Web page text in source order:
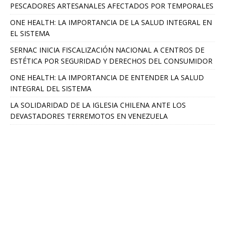
PESCADORES ARTESANALES AFECTADOS POR TEMPORALES
ONE HEALTH: LA IMPORTANCIA DE LA SALUD INTEGRAL EN
EL SISTEMA
SERNAC INICIA FISCALIZACIÓN NACIONAL A CENTROS DE
ESTÉTICA POR SEGURIDAD Y DERECHOS DEL CONSUMIDOR
ONE HEALTH: LA IMPORTANCIA DE ENTENDER LA SALUD
INTEGRAL DEL SISTEMA
LA SOLIDARIDAD DE LA IGLESIA CHILENA ANTE LOS
DEVASTADORES TERREMOTOS EN VENEZUELA